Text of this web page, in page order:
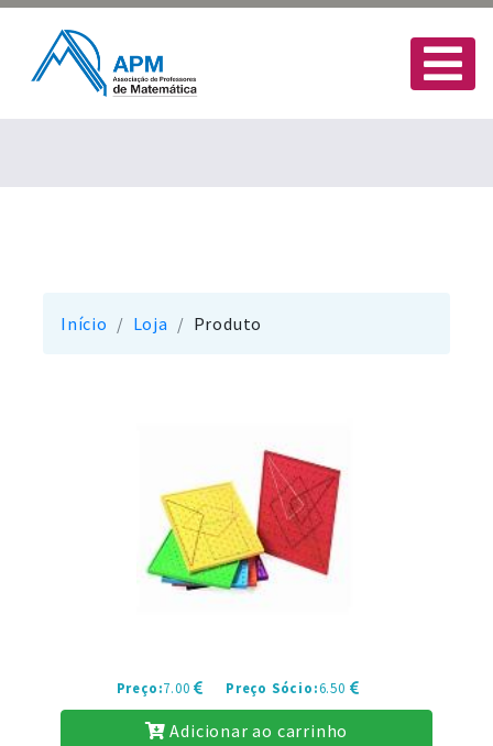
Início Loja Produto
Preço:7.00 Preço Sócio:6.50
Adicionar ao carrinho